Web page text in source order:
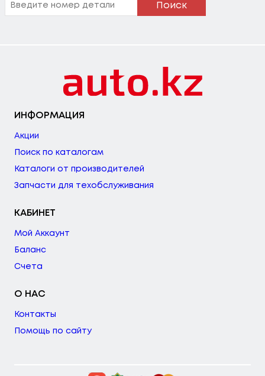
Поиск
ИНФОРМАЦИЯ
Акции
Поиск по каталогам
Каталоги от производителей
Запчасти для техобслуживания
КАБИНЕТ
Мой Аккаунт
Баланс
Счета
О НАС
Контакты
Помощь по сайту